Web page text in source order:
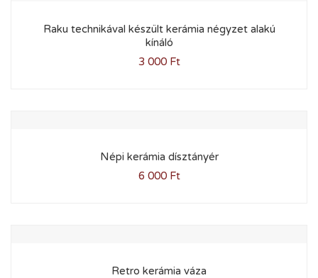
Raku technikával készült kerámia négyzet alakú
kínáló
3 000 Ft
Népi kerámia dísztányér
6 000 Ft
Retro kerámia váza